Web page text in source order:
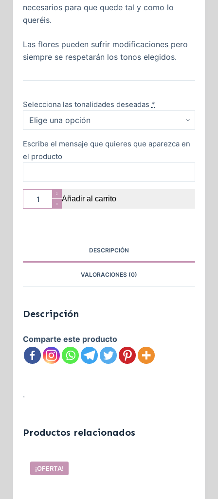
necesarios para que quede tal y como lo
queréis.
Las flores pueden sufrir modificaciones pero
siempre se respetarán los tonos elegidos.
Selecciona las tonalidades deseadas *
Escribe el mensaje que quieres que aparezca en
el producto
Añadir al carrito
DESCRIPCIÓN
VALORACIONES (0)
Descripción
Comparte este producto
.
Productos relacionados
¡OFERTA!